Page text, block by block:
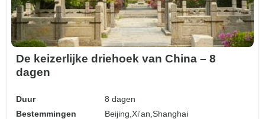
De keizerlijke driehoek van China – 8
dagen
Duur
8 dagen
Bestemmingen
Beijing,Xi'an,Shanghai